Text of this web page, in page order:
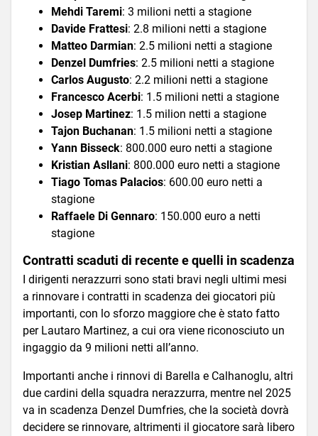
Mehdi Taremi: 3 milioni netti a stagione
Davide Frattesi: 2.8 milioni netti a stagione
Matteo Darmian: 2.5 milioni netti a stagione
Denzel Dumfries: 2.5 milioni netti a stagione
Carlos Augusto: 2.2 milioni netti a stagione
Francesco Acerbi: 1.5 milioni netti a stagione
Josep Martinez: 1.5 milion netti a stagione
Tajon Buchanan: 1.5 milioni netti a stagione
Yann Bisseck: 800.000 euro netti a stagione
Kristian Asllani: 800.000 euro netti a stagione
Tiago Tomas Palacios: 600.00 euro netti a
stagione
Raffaele Di Gennaro: 150.000 euro a netti
stagione
Contratti scaduti di recente e quelli in scadenza
I dirigenti nerazzurri sono stati bravi negli ultimi mesi
a rinnovare i contratti in scadenza dei giocatori più
importanti, con lo sforzo maggiore che è stato fatto
per Lautaro Martinez, a cui ora viene riconosciuto un
ingaggio da 9 milioni netti all’anno.
Importanti anche i rinnovi di Barella e Calhanoglu, altri
due cardini della squadra nerazzurra, mentre nel 2025
va in scadenza Denzel Dumfries, che la società dovrà
decidere se rinnovare, altrimenti il giocatore sarà libero